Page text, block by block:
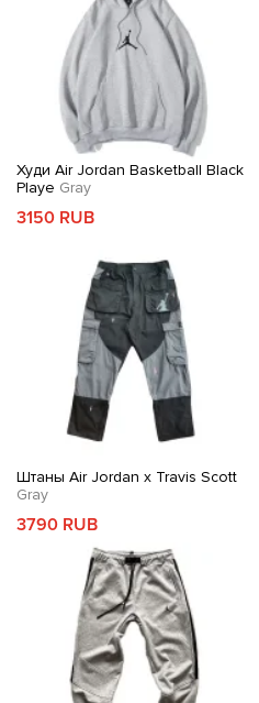
Худи Air Jordan Basketball Black
Playe Gray
3150 RUB
Штаны Air Jordan x Travis Scott
Gray
3790 RUB